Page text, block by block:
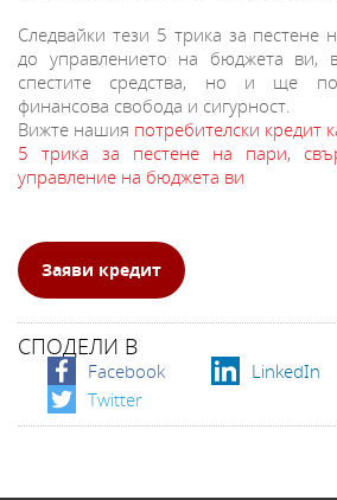
Следвайки тези 5 трика за пестене
до управлението на бюджета
спестите средства, но и ще
финансова свобода и сигурност.
Вижте нашия потребителски кредит
5 трика за пестене на пари,
управление на бюджета ви
Заяви кредит
СПОДЕЛИ В
Facebook LinkedIn
Twitter